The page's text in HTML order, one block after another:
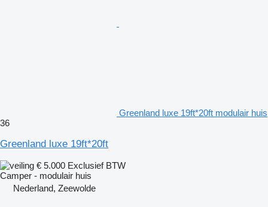
Greenland luxe 19ft*20ft modulair huis
36
Greenland luxe 19ft*20ft
€ 5.000 Exclusief BTW
Camper - modulair huis
Nederland, Zeewolde